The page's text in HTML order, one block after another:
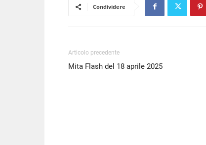
Condividere
Articolo precedente
Mita Flash del 18 aprile 2025